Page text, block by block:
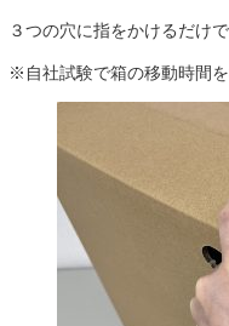
３つの穴に指をかけるだけ
※自社試験で箱の移動時間を